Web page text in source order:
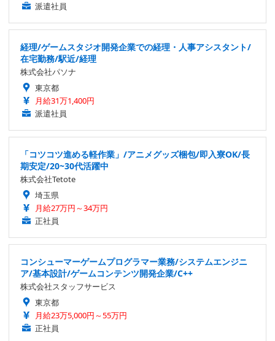
派遣社員
経理/ゲームスタジオ開発企業での経理・人事アシスタント/
在宅勤務/駅近/経理
株式会社パソナ
東京都
月給31万1,400円
派遣社員
「コツコツ進める軽作業」/アニメグッズ梱包/即入寮OK/長
期安定/20~30代活躍中
株式会社Tetote
埼玉県
月給27万円～34万円
正社員
コンシューマーゲームプログラマー業務/システムエンジニ
ア/基本設計/ゲームコンテンツ開発企業/C++
株式会社スタッフサービス
東京都
月給23万5,000円～55万円
正社員